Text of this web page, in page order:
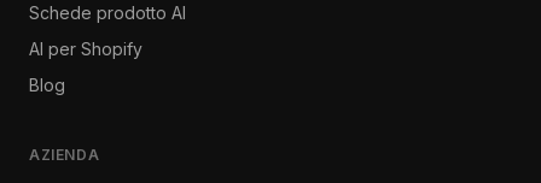
Schede prodotto AI
AI per Shopify
Blog
AZIENDA